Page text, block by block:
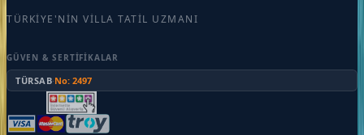
TÜRKIYE'NIN VILLA TATIL UZMANI
GÜVEN & SERTIFIKALAR
TÜRSAB·No: 2497